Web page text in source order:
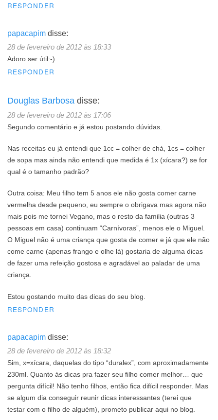
RESPONDER
papacapim disse:
28 de fevereiro de 2012 às 18:33
Adoro ser útil:-)
RESPONDER
Douglas Barbosa disse:
28 de fevereiro de 2012 às 17:06
Segundo comentário e já estou postando dúvidas.
Nas receitas eu já entendi que 1cc = colher de chá, 1cs = colher
de sopa mas ainda não entendi que medida é 1x (xícara?) se for
qual é o tamanho padrão?
Outra coisa: Meu filho tem 5 anos ele não gosta comer carne
vermelha desde pequeno, eu sempre o obrigava mas agora não
mais pois me tornei Vegano, mas o resto da familia (outras 3
pessoas em casa) continuam “Carnívoras”, menos ele o Miguel.
O Miguel não é uma criança que gosta de comer e já que ele não
come carne (apenas frango e olhe lá) gostaria de alguma dicas
de fazer uma refeição gostosa e agradável ao paladar de uma
criança.
Estou gostando muito das dicas do seu blog.
RESPONDER
papacapim disse:
28 de fevereiro de 2012 às 18:32
Sim, x=xícara, daquelas do tipo “duralex”, com aproximadamente
230ml. Quanto às dicas pra fazer seu filho comer melhor… que
pergunta difícil! Não tenho filhos, então fica difícil responder. Mas
se algum dia conseguir reunir dicas interessantes (terei que
testar com o filho de alguém), prometo publicar aqui no blog.